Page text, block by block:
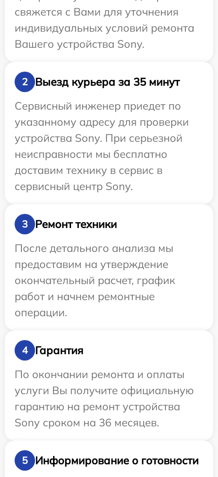
свяжется с Вами для уточнения
индивидуальных условий ремонта
Вашего устройства Sony.
2
Выезд курьера за 35 минут
Сервисный инженер приедет по
указанному адресу для проверки
устройства Sony. При серьезной
неисправности мы бесплатно
доставим технику в сервис в
сервисный центр Sony.
3
Ремонт техники
После детального анализа мы
предоставим на утверждение
окончательный расчет, график
работ и начнем ремонтные
операции.
4
Гарантия
По окончании ремонта и оплаты
услуги Вы получите официальную
гарантию на ремонт устройства
Sony сроком на 36 месяцев.
5 Информирование о готовности